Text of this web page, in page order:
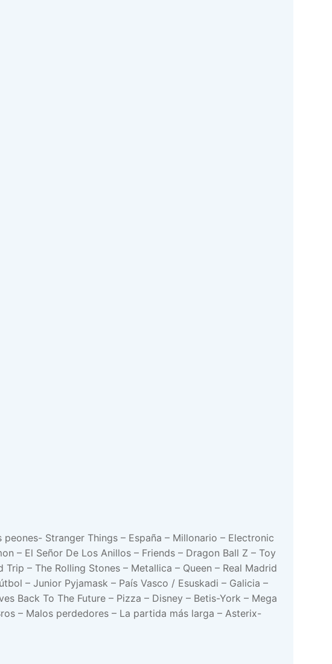
Stranger Things – España – Millonario – Electronic
– El Señor De Los Anillos – Friends – Dragon Ball Z – Toy
– The Rolling Stones – Metallica – Queen – Real Madrid
– Junior Pyjamask – País Vasco / Esuskadi – Galicia –
Back To The Future – Pizza – Disney – Betis-York – Mega
– Malos perdedores – La partida más larga – Asterix-